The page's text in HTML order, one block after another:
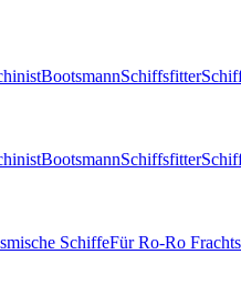
BootsmannSchiffsfitter
BootsmannSchiffsfitter
SchiffeFür Ro-Ro